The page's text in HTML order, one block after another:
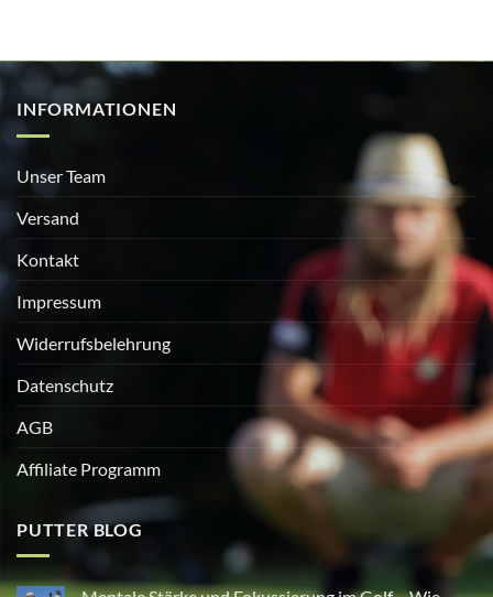
INFORMATIONEN
Unser Team
Versand
Kontakt
Impressum
Widerrufsbelehrung
Datenschutz
AGB
Affiliate Programm
PUTTER BLOG